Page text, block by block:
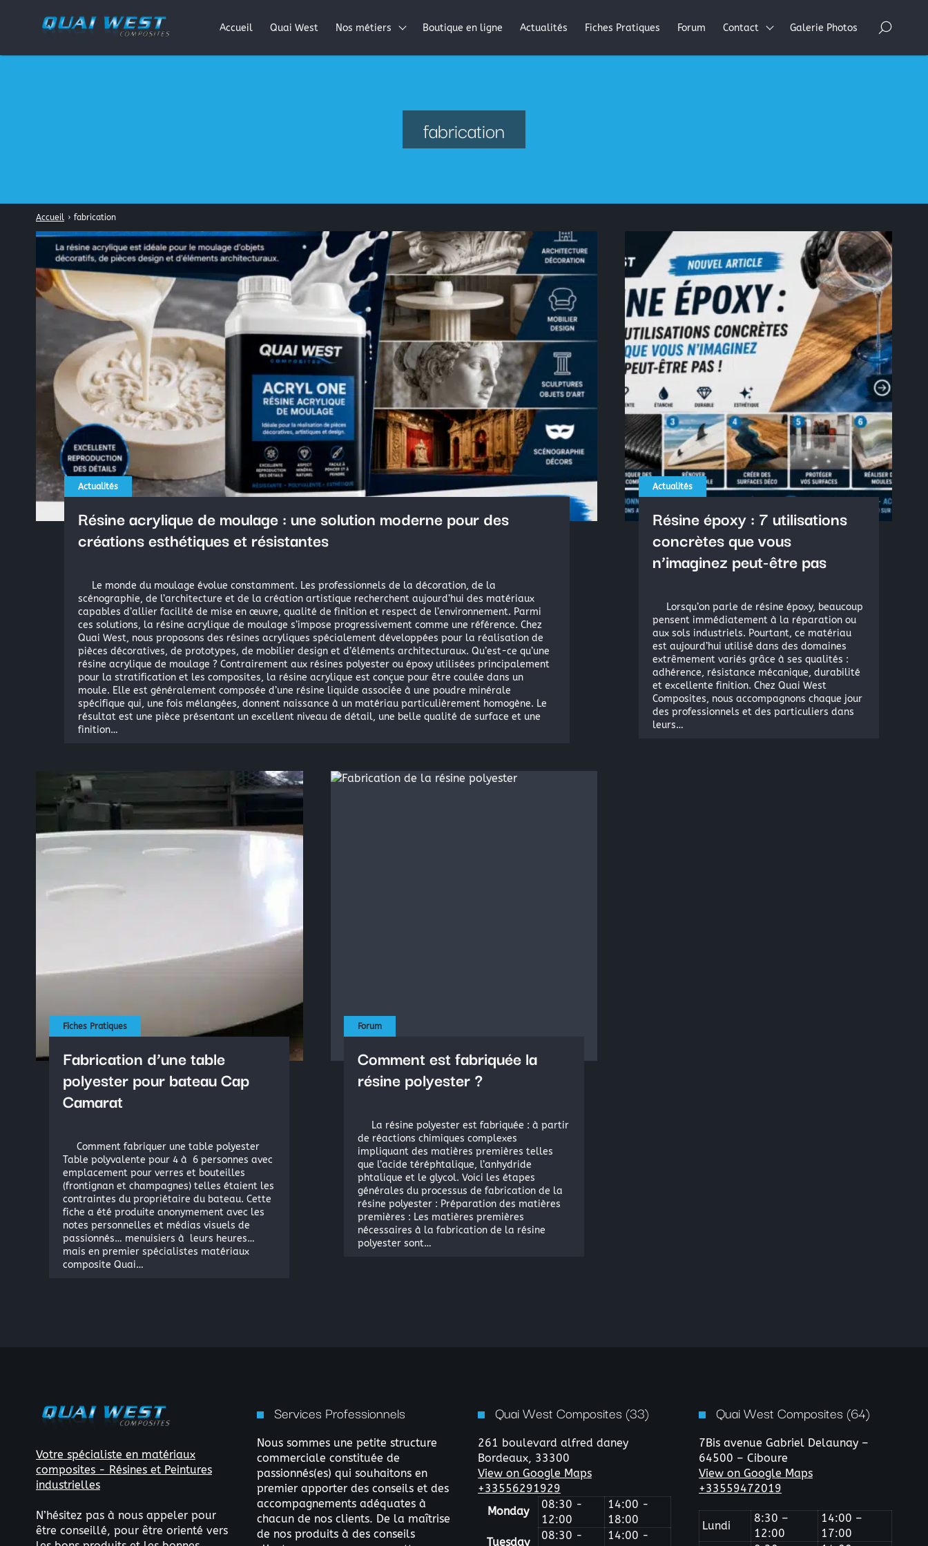
fabrication
Accueil › fabrication
Actualités
Résine acrylique de moulage : une solution moderne pour des
créations esthétiques et résistantes
Le monde du moulage évolue constamment. Les professionnels de la décoration, de la
scénographie, de l’architecture et de la création artistique recherchent aujourd’hui des matériaux
capables d’allier facilité de mise en œuvre, qualité de finition et respect de l’environnement. Parmi
ces solutions, la résine acrylique de moulage s’impose progressivement comme une référence. Chez
Quai West, nous proposons des résines acryliques spécialement développées pour la réalisation de
pièces décoratives, de prototypes, de mobilier design et d’éléments architecturaux. Qu’est-ce qu’une
résine acrylique de moulage ? Contrairement aux résines polyester ou époxy utilisées principalement
pour la stratification et les composites, la résine acrylique est conçue pour être coulée dans un
moule. Elle est généralement composée d’une résine liquide associée à une poudre minérale
spécifique qui, une fois mélangées, donnent naissance à un matériau particulièrement homogène. Le
résultat est une pièce présentant un excellent niveau de détail, une belle qualité de surface et une
finition…
Actualités
Résine époxy : 7 utilisations
concrètes que vous
n’imaginez peut-être pas
Lorsqu’on parle de résine époxy, beaucoup
pensent immédiatement à la réparation ou
aux sols industriels. Pourtant, ce matériau
est aujourd’hui utilisé dans des domaines
extrêmement variés grâce à ses qualités :
adhérence, résistance mécanique, durabilité
et excellente finition. Chez Quai West
Composites, nous accompagnons chaque jour
des professionnels et des particuliers dans
leurs…
Fiches Pratiques
Fabrication d’une table
polyester pour bateau Cap
Camarat
Comment fabriquer une table polyester
Table polyvalente pour 4 à 6 personnes avec
emplacement pour verres et bouteilles
(frontignan et champagnes) telles étaient les
contraintes du propriétaire du bateau. Cette
fiche a été produite anonymement avec les
notes personnelles et médias visuels de
passionnés… menuisiers à leurs heures…
mais en premier spécialistes matériaux
composite Quai…
Forum
Comment est fabriquée la
résine polyester ?
La résine polyester est fabriquée : à partir
de réactions chimiques complexes
impliquant des matières premières telles
que l’acide téréphtalique, l’anhydride
phtalique et le glycol. Voici les étapes
générales du processus de fabrication de la
résine polyester : Préparation des matières
premières : Les matières premières
nécessaires à la fabrication de la résine
polyester sont…
Accueil Quai West Nos métiers
Résines polyester
Résines acryliques
La peinture industrielle
La peinture nautique
La peinture en bombe
Résine Polyester ou résine Polyuréthane pour la Reproduction
Acryliques et Plâtres
Le moulage silicone
Le moulage résine
Les colles structurales: Époxydes, Polyuréthanes, Méthacrylates, Vinylester
Les colles instantanées
Les colles souples
Boutique en ligne Actualités Fiches Pratiques Forum Contact Galerie Photos
Votre spécialiste en matériaux
composites - Résines et Peintures
industrielles
N’hésitez pas à nous appeler pour
être conseillé, pour être orienté vers
Services Professionnels
Nous sommes une petite structure
commerciale constituée de
passionnés(es) qui souhaitons en
premier apporter des conseils et des
accompagnements adéquates à
chacun de nos clients. De la maîtrise
de nos produits à des conseils
Quai West Composites (33)
261 boulevard alfred daney
Bordeaux, 33300
View on Google Maps
+33556291929
Monday
08:30 -
12:00
14:00 -
18:00
Tuesday
08:30 -
14:00 -
Quai West Composites (64)
7Bis avenue Gabriel Delaunay –
64500 – Ciboure
View on Google Maps
+33559472019
Lundi
8:30 –
12:00
14:00 –
17:00